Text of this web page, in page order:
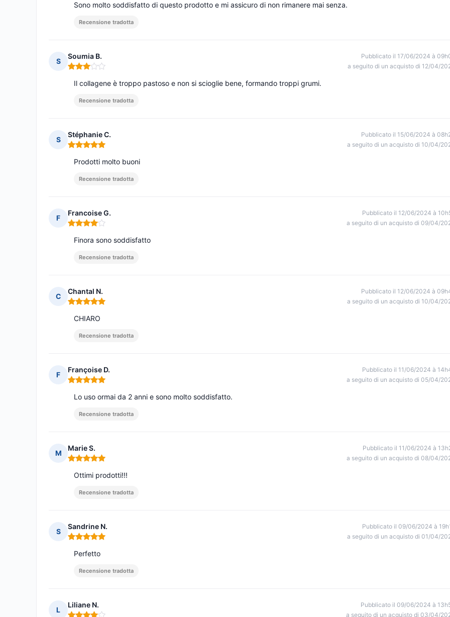
Sono molto soddisfatto di questo prodotto e mi assicuro di non rimanere mai senza.
Recensione tradotta
S
Soumia B.
Nota: 3 su 5
Pubblicato il 17/06/2024 à
a seguito di un acquisto di 12/04/
Il collagene è troppo pastoso e non si scioglie bene, formando troppi grumi.
Recensione tradotta
S
Stéphanie C.
Nota: 5 su 5
Pubblicato il 15/06/2024 à
a seguito di un acquisto di 10/04/
Prodotti molto buoni
Recensione tradotta
F
Francoise G.
Nota: 4 su 5
Pubblicato il 12/06/2024 à
a seguito di un acquisto di 09/04/
Finora sono soddisfatto
Recensione tradotta
C
Chantal N.
Nota: 5 su 5
Pubblicato il 12/06/2024 à
a seguito di un acquisto di 10/04/
CHIARO
Recensione tradotta
F
Françoise D.
Nota: 5 su 5
Pubblicato il 11/06/2024 à
a seguito di un acquisto di 05/04/
Lo uso ormai da 2 anni e sono molto soddisfatto.
Recensione tradotta
M
Marie S.
Nota: 5 su 5
Pubblicato il 11/06/2024 à
a seguito di un acquisto di 08/04/
Ottimi prodotti!!!
Recensione tradotta
S
Sandrine N.
Nota: 5 su 5
Pubblicato il 09/06/2024 à
a seguito di un acquisto di 01/04/
Perfetto
Recensione tradotta
L
Liliane N.
Pubblicato il 09/06/2024 à
a seguito di un acquisto di 03/04/